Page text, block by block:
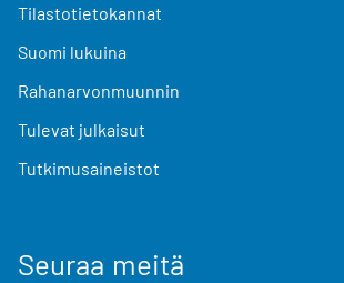
Tilastotietokannat
Suomi lukuina
Rahanarvonmuunnin
Tulevat julkaisut
Tutkimusaineistot
Seuraa meitä